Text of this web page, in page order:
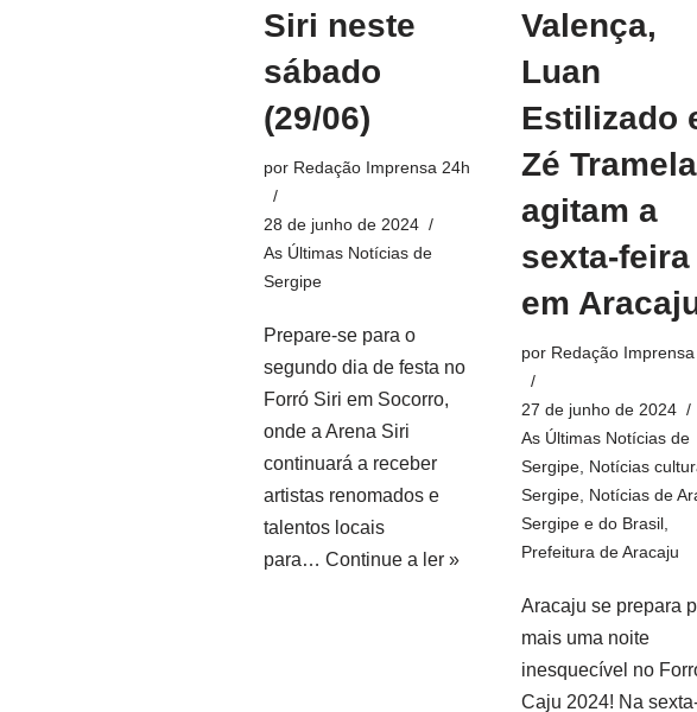
Siri neste
sábado
(29/06)
por Redação Imprensa 24h
28 de junho de 2024
As Últimas Notícias de
Sergipe
Prepare-se para o
segundo dia de festa no
Forró Siri em Socorro,
onde a Arena Siri
continuará a receber
artistas renomados e
talentos locais
para… Continue a ler »
Valença,
Luan
Estilizado
Zé Tramela
agitam a
sexta-feira
em
por Redação
27 de junho de 2024
As Últimas Notícias de
Sergipe, Notícias
Sergipe, Notícias de
Sergipe e do Brasil,
Prefeitura de Aracaju
Aracaju se prepara
mais uma noite
inesquecível no
Caju 2024! Na